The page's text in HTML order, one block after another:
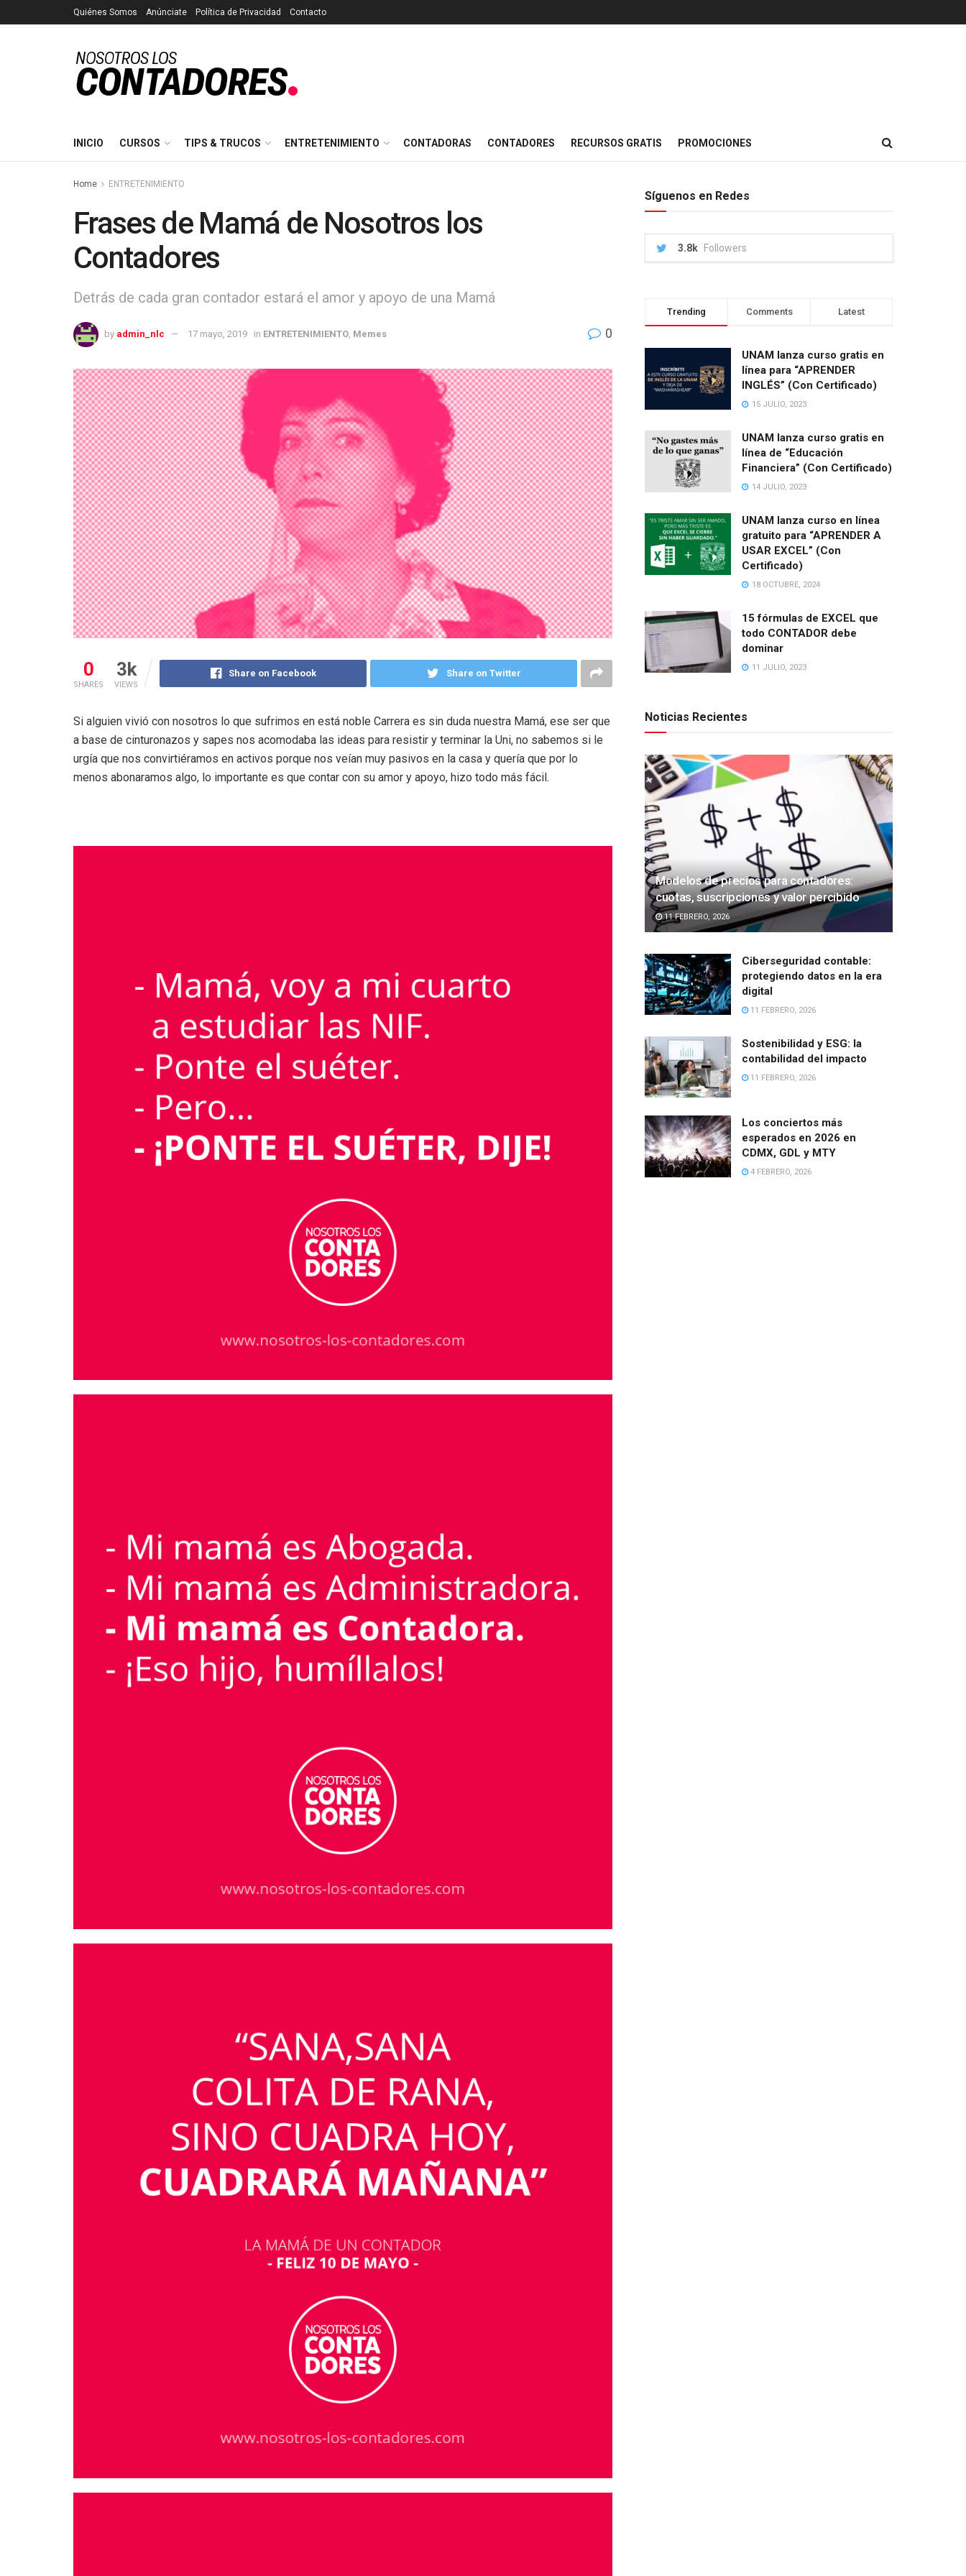
Quiénes Somos Anúnciate Política de Privacidad Contacto
INICIO CURSOS TIPS & TRUCOS ENTRETENIMIENTO CONTADORAS CONTADORES RECURSOS GRATIS PROMOCIONES
Home ENTRETENIMIENTO
Frases de Mamá de Nosotros los
Contadores
Detrás de cada gran contador estará el amor y apoyo de una Mamá
by admin_nlc 17 mayo, 2019 in ENTRETENIMIENTO Memes 0
0
SHARES
3k
VIEWS
Share on Facebook Share on Twitter
Si alguien vivió con nosotros lo que sufrimos en está noble Carrera es sin duda nuestra Mamá, ese ser que
a base de cinturonazos y sapes nos acomodaba las ideas para resistir y terminar la Uni, no sabemos si le
urgía que nos convirtiéramos en activos porque nos veían muy pasivos en la casa y quería que por lo
menos abonaramos algo, lo importante es que contar con su amor y apoyo, hizo todo más fácil.
Síguenos en Redes
3.8k Followers
Trending Comments Latest
UNAM lanza curso gratis en
línea para “APRENDER
INGLÉS” (Con Certificado)
15 JULIO, 2023
UNAM lanza curso gratis en
línea de “Educación
Financiera” (Con Certificado)
14 JULIO, 2023
UNAM lanza curso en línea
gratuito para “APRENDER A
USAR EXCEL” (Con
Certificado)
18 OCTUBRE, 2024
15 fórmulas de EXCEL que
todo CONTADOR debe
dominar
11 JULIO, 2023
Noticias Recientes
Modelos de precios para contadores:
cuotas, suscripciones y valor percibido
11 FEBRERO, 2026
Ciberseguridad contable:
protegiendo datos en la era
digital
11 FEBRERO, 2026
Sostenibilidad y ESG: la
contabilidad del impacto
11 FEBRERO, 2026
Los conciertos más
esperados en 2026 en
CDMX, GDL y MTY
4 FEBRERO, 2026